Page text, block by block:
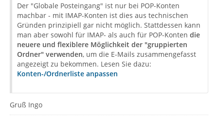
Der "Globale Posteingang" ist nur bei POP-Konten
machbar - mit IMAP-Konten ist dies aus technischen
Gründen prinzipiell gar nicht möglich. Stattdessen kann
man aber sowohl für IMAP- als auch für POP-Konten die
neuere und flexiblere Möglichkeit der "gruppierten
Ordner" verwenden, um die E-Mails zusammengefasst
angezeigt zu bekommen. Lesen Sie dazu:
Konten-/Ordnerliste anpassen
Gruß Ingo